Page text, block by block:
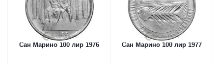
Сан Марино 100 лир 1976 Сан Марино 100 лир 1977